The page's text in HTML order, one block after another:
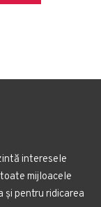
interesele
mijloacele
pentru ridicarea